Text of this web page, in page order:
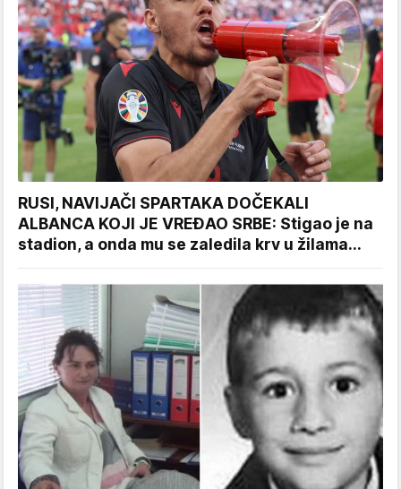
RUSI, NAVIJAČI SPARTAKA DOČEKALI
ALBANCA KOJI JE VREĐAO SRBE: Stigao je na
stadion, a onda mu se zaledila krv u žilama...